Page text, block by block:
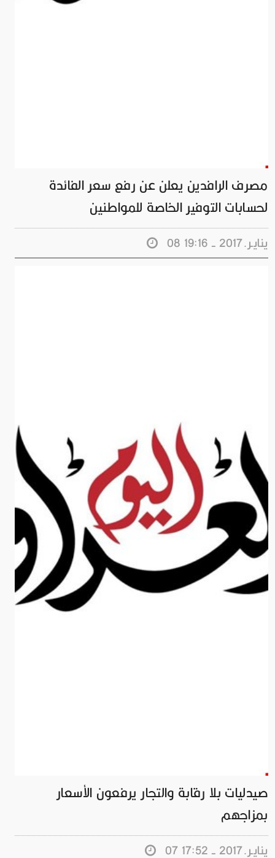
مصرف الرافدين يعلن عن رفع سعر الفائدة
لحسابات التوفير الخاصة للمواطنين
08 ينايـر.2017 - 19:16
صيدليات بلا رقابة والتجار يرفعون الأسعار
بمزاجهم
07 ينايـر.2017 - 17:52